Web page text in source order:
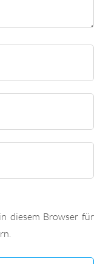
diesem Browser für